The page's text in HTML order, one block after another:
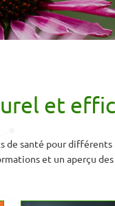
et
de santé pour différents
et un aperçu